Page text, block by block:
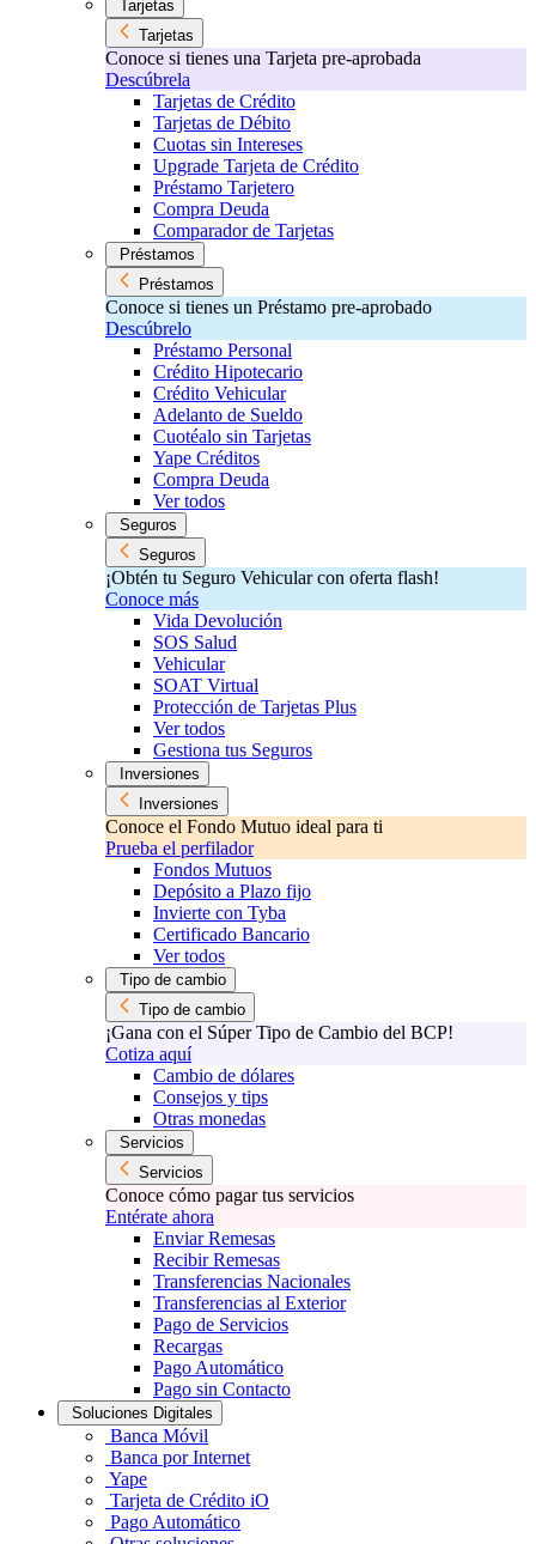
Tarjetas
Tarjetas
Conoce si tienes una Tarjeta pre-aprobada
Descúbrela
Tarjetas de Crédito
Tarjetas de Débito
Cuotas sin Intereses
Upgrade Tarjeta de Crédito
Préstamo Tarjetero
Compra Deuda
Comparador de Tarjetas
Préstamos
Préstamos
Conoce si tienes un Préstamo pre-aprobado
Descúbrelo
Préstamo Personal
Crédito Hipotecario
Crédito Vehicular
Adelanto de Sueldo
Cuotéalo sin Tarjetas
Yape Créditos
Compra Deuda
Ver todos
Seguros
Seguros
¡Obtén tu Seguro Vehicular con oferta flash!
Conoce más
Vida Devolución
SOS Salud
Vehicular
SOAT Virtual
Protección de Tarjetas Plus
Ver todos
Gestiona tus Seguros
Inversiones
Inversiones
Conoce el Fondo Mutuo ideal para ti
Prueba el perfilador
Fondos Mutuos
Depósito a Plazo fijo
Invierte con Tyba
Certificado Bancario
Ver todos
Tipo de cambio
Tipo de cambio
¡Gana con el Súper Tipo de Cambio del BCP!
Cotiza aquí
Cambio de dólares
Consejos y tips
Otras monedas
Servicios
Servicios
Conoce cómo pagar tus servicios
Entérate ahora
Enviar Remesas
Recibir Remesas
Transferencias Nacionales
Transferencias al Exterior
Pago de Servicios
Recargas
Pago Automático
Pago sin Contacto
Soluciones Digitales
Banca Móvil
Banca por Internet
Yape
Tarjeta de Crédito iO
Pago Automático